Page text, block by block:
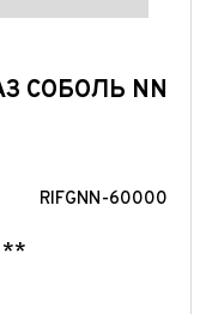
СОБОЛЬ NN
RIFGNN-60000
**